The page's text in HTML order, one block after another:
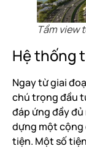
Tầm view
Hệ thống
Ngay từ giai
chú trọng đầu
đáp ứng đầy
dựng một cộng
tiện. Một số